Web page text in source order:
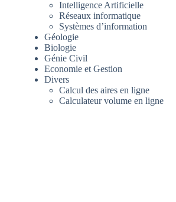
Intelligence Artificielle
Réseaux informatique
Systèmes d’information
Géologie
Biologie
Génie Civil
Economie et Gestion
Divers
Calcul des aires en ligne
Calculateur volume en ligne